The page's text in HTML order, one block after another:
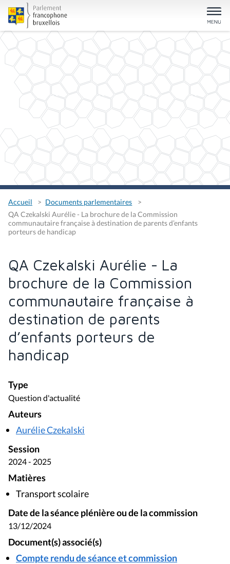
Accueil
Documents parlementaires
QA Czekalski Aurélie - La brochure de la Commission
communautaire française à destination de parents d’enfants
porteurs de handicap
QA Czekalski Aurélie - La
brochure de la Commission
communautaire française à
destination de parents
d’enfants porteurs de
handicap
Type
Question d'actualité
Auteurs
Aurélie Czekalski
Session
2024 - 2025
Matières
Transport scolaire
Date de la séance plénière ou de la commission
13/12/2024
Document(s) associé(s)
Compte rendu de séance et commission